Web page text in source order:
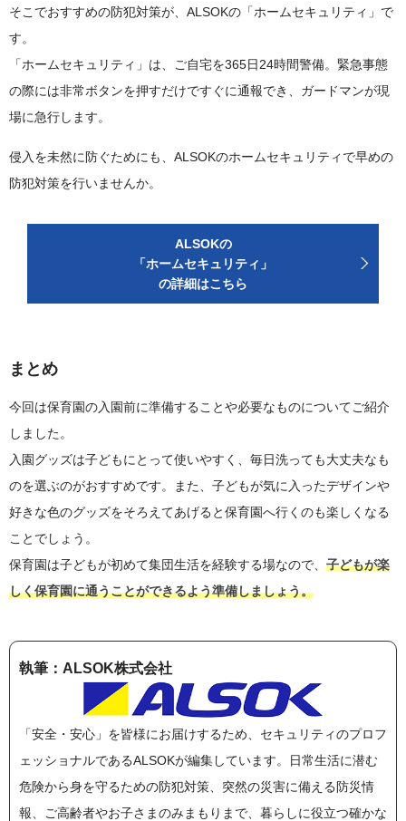
そこでおすすめの防犯対策が、ALSOKの「ホームセキュリティ」で
す。
「ホームセキュリティ」は、ご自宅を365日24時間警備。緊急事態
の際には非常ボタンを押すだけですぐに通報でき、ガードマンが現
場に急行します。
侵入を未然に防ぐためにも、ALSOKのホームセキュリティで早めの
防犯対策を行いませんか。
ALSOKの
「ホームセキュリティ」
の詳細はこちら
まとめ
今回は保育園の入園前に準備することや必要なものについてご紹介
しました。
入園グッズは子どもにとって使いやすく、毎日洗っても大丈夫なも
のを選ぶのがおすすめです。また、子どもが気に入ったデザインや
好きな色のグッズをそろえてあげると保育園へ行くのも楽しくなる
ことでしょう。
保育園は子どもが初めて集団生活を経験する場なので、 子どもが楽
しく保育園に通うことができるよう準備しましょう。
執筆：ALSOK株式会社
「安全・安心」を皆様にお届けするため、セキュリティのプロフ
ェッショナルであるALSOKが編集しています。日常生活に潜む
危険から身を守るための防犯対策、突然の災害に備える防災情
報、ご高齢者やお子さまのみまもりまで、暮らしに役立つ確かな